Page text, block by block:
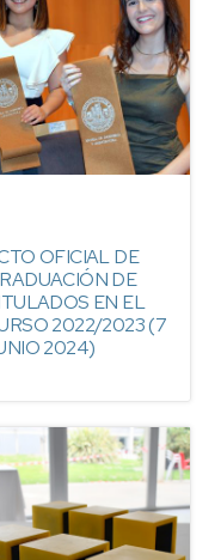
OFICIAL DE
DE
EN EL
2022/2023 (7
2024)